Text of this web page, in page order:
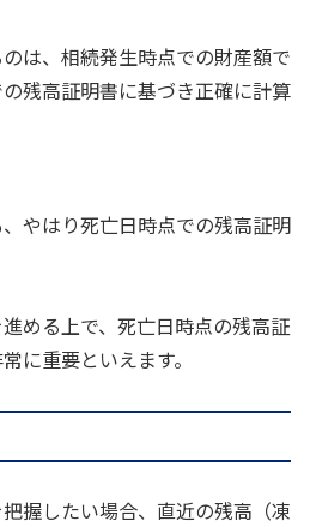
は、相続発生時点での財産額で
残高証明書に基づき正確に計算
やはり死亡日時点での残高証明
める上で、死亡日時点の残高証
に重要といえます。
握したい場合、直近の残高（凍